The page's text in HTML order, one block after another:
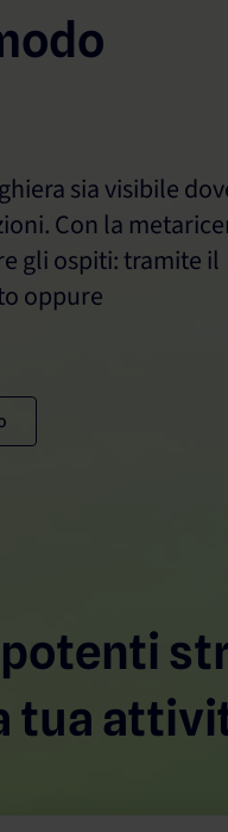
sia visibile
Con la
gli ospiti: tramite il
oppure
potenti
tua